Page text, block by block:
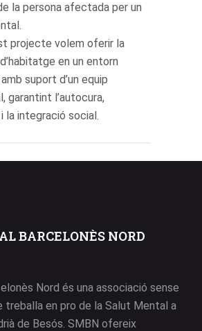
la persona afectada per un
projecte volem oferir la
en un entorn
suport d’un equip
garantint l’autocura,
i la integració social.
BARCELONÈS NORD
Nord és una associació sense
treballa en pro de la Salut Mental a
de Besós. SMBN ofereix